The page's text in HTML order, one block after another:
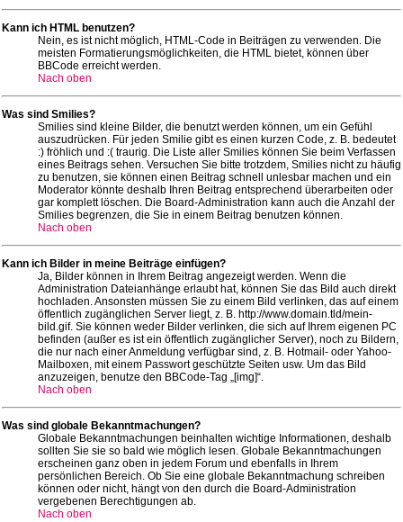
Kann ich HTML benutzen?
Nein, es ist nicht möglich, HTML-Code in Beiträgen zu verwenden. Die
meisten Formatierungsmöglichkeiten, die HTML bietet, können über
BBCode erreicht werden.
Nach oben
Was sind Smilies?
Smilies sind kleine Bilder, die benutzt werden können, um ein Gefühl
auszudrücken. Für jeden Smilie gibt es einen kurzen Code, z. B. bedeutet
:) fröhlich und :( traurig. Die Liste aller Smilies können Sie beim Verfassen
eines Beitrags sehen. Versuchen Sie bitte trotzdem, Smilies nicht zu häufig
zu benutzen, sie können einen Beitrag schnell unlesbar machen und ein
Moderator könnte deshalb Ihren Beitrag entsprechend überarbeiten oder
gar komplett löschen. Die Board-Administration kann auch die Anzahl der
Smilies begrenzen, die Sie in einem Beitrag benutzen können.
Nach oben
Kann ich Bilder in meine Beiträge einfügen?
Ja, Bilder können in Ihrem Beitrag angezeigt werden. Wenn die
Administration Dateianhänge erlaubt hat, können Sie das Bild auch direkt
hochladen. Ansonsten müssen Sie zu einem Bild verlinken, das auf einem
öffentlich zugänglichen Server liegt, z. B. http://www.domain.tld/mein-
bild.gif. Sie können weder Bilder verlinken, die sich auf Ihrem eigenen PC
befinden (außer es ist ein öffentlich zugänglicher Server), noch zu Bildern,
die nur nach einer Anmeldung verfügbar sind, z. B. Hotmail- oder Yahoo-
Mailboxen, mit einem Passwort geschützte Seiten usw. Um das Bild
anzuzeigen, benutze den BBCode-Tag „[img]“.
Nach oben
Was sind globale Bekanntmachungen?
Globale Bekanntmachungen beinhalten wichtige Informationen, deshalb
sollten Sie sie so bald wie möglich lesen. Globale Bekanntmachungen
erscheinen ganz oben in jedem Forum und ebenfalls in Ihrem
persönlichen Bereich. Ob Sie eine globale Bekanntmachung schreiben
können oder nicht, hängt von den durch die Board-Administration
vergebenen Berechtigungen ab.
Nach oben